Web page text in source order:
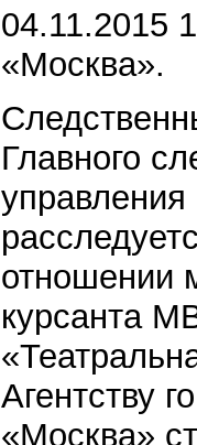
04.11.2015
«Москва».
Главного
отношении
курсанта
Агентству
«Москва»